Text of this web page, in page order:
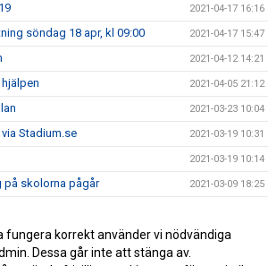
2021-04-17 16:16
söndag 18 apr, kl 09:00 2021-04-17 15:47
2021-04-12 14:21
2021-04-05 21:12
2021-03-23 10:04
Stadium.se 2021-03-19 10:31
2021-03-19 10:14
på skolorna pågår 2021-03-09 18:25
2021-03-02 12:58
2021-03-02 07:00
fungera korrekt använder vi nödvändiga
Dessa går inte att stänga av.